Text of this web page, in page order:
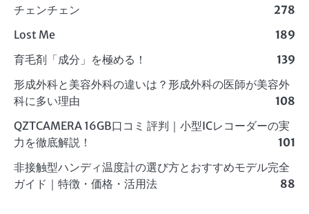
チェンチェン
278
Lost Me
189
育毛剤「成分」を極める！
139
形成外科と美容外科の違いは？形成外科の医師が美容外
科に多い理由
108
QZTCAMERA 16GB口コミ 評判｜小型ICレコーダーの実
力を徹底解説！
101
非接触型ハンディ温度計の選び方とおすすめモデル完全
ガイド｜特徴・価格・活用法
88